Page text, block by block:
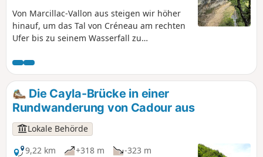
Von Marcillac-Vallon aus steigen wir höher
hinauf, um das Tal von Créneau am rechten
Ufer bis zu seinem Wasserfall zu
Source entspringt. Wir wechseln dann auf
die andere Seite, um zunächst auf einem
Balkonweg und dann über eine kleine
Straße und schattige Pfade zurückzukehren,
die zu einem idyllischen Spaziergang
einladen, der mit der Überquerung des Tals
über die berühmte Pont Rouge von
Marcillac-Vallon endet.
Die Cayla-Brücke in einer
Rundwanderung von Cadour aus
Lokale Behörde
9,22 km
+318 m
-323 m